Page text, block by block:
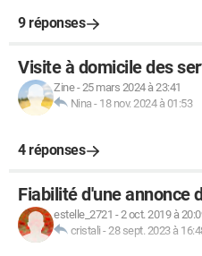
9 réponses
Visite à domicile des
Zine-25 mars 2024 à 23:41
Nina - 18 nov. 2024 à 01:53
4 réponses
Fiabilité d'une annonce
estelle_2721 -2 oct. 2019 à
cristali -28 sept. 2023 à